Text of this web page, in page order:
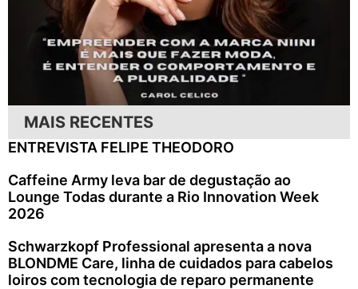
MAIS RECENTES
ENTREVISTA FELIPE THEODORO
Caffeine Army leva bar de degustação ao
Lounge Todas durante a Rio Innovation Week
2026
Schwarzkopf Professional apresenta a nova
BLONDME Care, linha de cuidados para cabelos
loiros com tecnologia de reparo permanente